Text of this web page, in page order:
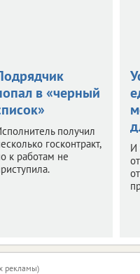
в «черный
получил
госконтракт,
к работам не
И
рекламы)